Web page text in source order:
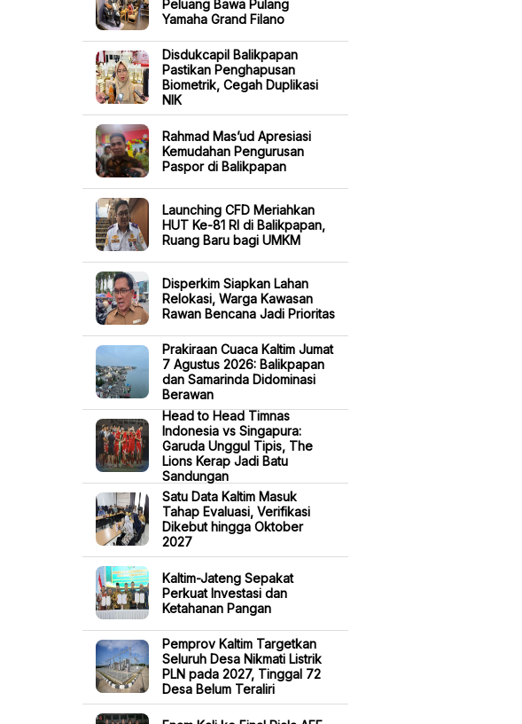
Peluang Bawa Pulang
Yamaha Grand Filano
Disdukcapil Balikpapan
Pastikan Penghapusan
Biometrik, Cegah Duplikasi
NIK
Rahmad Mas’ud Apresiasi
Kemudahan Pengurusan
Paspor di Balikpapan
Launching CFD Meriahkan
HUT Ke-81 RI di Balikpapan,
Ruang Baru bagi UMKM
Disperkim Siapkan Lahan
Relokasi, Warga Kawasan
Rawan Bencana Jadi Prioritas
Prakiraan Cuaca Kaltim Jumat
7 Agustus 2026: Balikpapan
dan Samarinda Didominasi
Berawan
Head to Head Timnas
Indonesia vs Singapura:
Garuda Unggul Tipis, The
Lions Kerap Jadi Batu
Sandungan
Satu Data Kaltim Masuk
Tahap Evaluasi, Verifikasi
Dikebut hingga Oktober
2027
Kaltim-Jateng Sepakat
Perkuat Investasi dan
Ketahanan Pangan
Pemprov Kaltim Targetkan
Seluruh Desa Nikmati Listrik
PLN pada 2027, Tinggal 72
Desa Belum Teraliri